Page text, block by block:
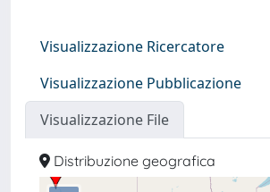
Visualizzazione Ricercatore
Visualizzazione Pubblicazione
Visualizzazione File
Distribuzione geografica